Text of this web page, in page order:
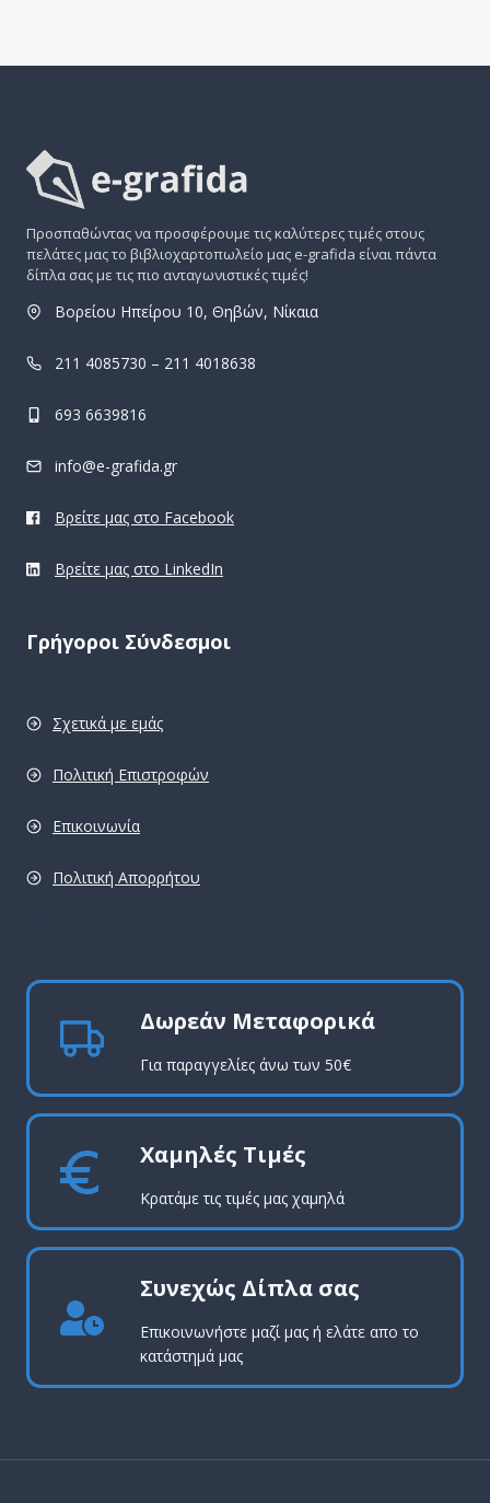
Προσπαθώντας να προσφέρουμε τις καλύτερες τιμές στους
πελάτες μας το βιβλιοχαρτοπωλείο μας e-grafida είναι πάντα
δίπλα σας με τις πιο ανταγωνιστικές τιμές!
Βορείου Ηπείρου 10, Θηβών, Νίκαια
211 4085730 – 211 4018638
693 6639816
info@e-grafida.gr
Βρείτε μας στο Facebook
Βρείτε μας στο LinkedIn
Γρήγοροι Σύνδεσμοι
Σχετικά με εμάς
Πολιτική Επιστροφών
Επικοινωνία
Πολιτική Απορρήτου
Δωρεάν Μεταφορικά
Για παραγγελίες άνω των 50€
Χαμηλές Τιμές
Κρατάμε τις τιμές μας χαμηλά
Συνεχώς Δίπλα σας
Επικοινωνήστε μαζί μας ή ελάτε απο το
κατάστημά μας